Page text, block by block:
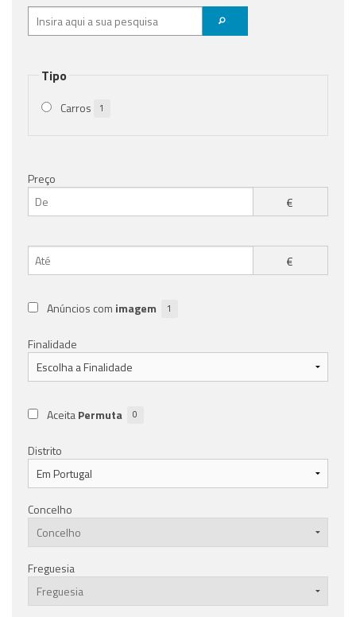
Tipo
Carros 1
Preço
€
€
Anúncios com imagem 1
Finalidade
AceitaPermuta 0
Distrito
Concelho
Freguesia